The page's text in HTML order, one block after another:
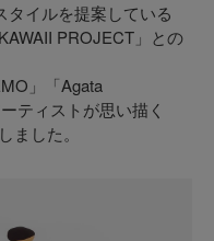
タイルを提案している
PROJECT」との
」「Agata
ティストが思い描く
ました。